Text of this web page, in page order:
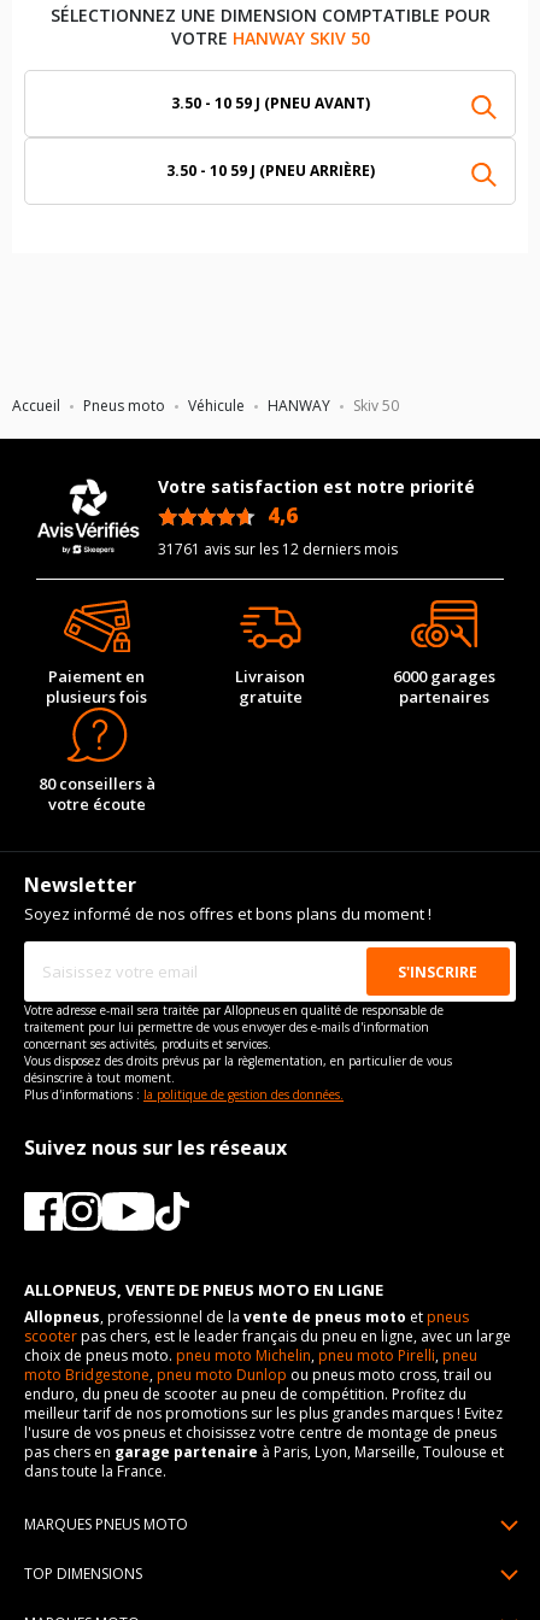
Accueil Pneus moto Véhicule HANWAY Skiv 50
SÉLECTIONNEZ UNE DIMENSION COMPTATIBLE POUR
VOTRE HANWAY SKIV 50
3.50 - 10 59 J (PNEU AVANT)
3.50 - 10 59 J (PNEU ARRIÈRE)
Votre satisfaction est notre priorité
4,6
31761 avis sur les 12 derniers mois
Paiement en
plusieurs fois
Livraison
gratuite
6000 garages
partenaires
80 conseillers à
votre écoute
Newsletter
Soyez informé de nos offres et bons plans du moment !
Votre adresse e-mail sera traitée par Allopneus en qualité de responsable de
traitement pour lui permettre de vous envoyer des e-mails d'information
concernant ses activités, produits et services.
Vous disposez des droits prévus par la règlementation, en particulier de vous
désinscrire à tout moment.
Plus d'informations : la politique de gestion des données.
Suivez nous sur les réseaux
ALLOPNEUS, VENTE DE PNEUS MOTO EN LIGNE
Allopneus, professionnel de la vente de pneus moto etpneus
scooterpas chers, est le leader français du pneu en ligne, avec un large
choix de pneus moto. pneu moto Michelin,pneu moto Pirelli,pneu
moto Bridgestone,pneu moto Dunlop ou pneus moto cross, trail ou
enduro, du pneu de scooter au pneu de compétition. Profitez du
meilleur tarif de nos promotions sur les plus grandes marques ! Evitez
l'usure de vos pneus et choisissez votre centre de montage de pneus
pas chers en garage partenaire à Paris, Lyon, Marseille, Toulouse et
dans toute la France.
MARQUES PNEUS MOTO
TOP DIMENSIONS